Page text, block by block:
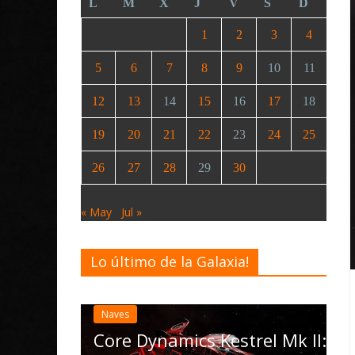
L M X J V S D
1 2 3 4
5 6 7 8 9 10 11
12 13 14 15 16 17 18
19 20 21 22 23 24 25
26 27 28 29 30
« May Jul »
Lo último de la Galaxia!
actualización 4.4.0: llegan
las Operations, el vehículo